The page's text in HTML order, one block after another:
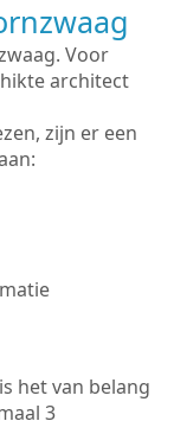
Voor
architect
zijn er een
het van belang
3